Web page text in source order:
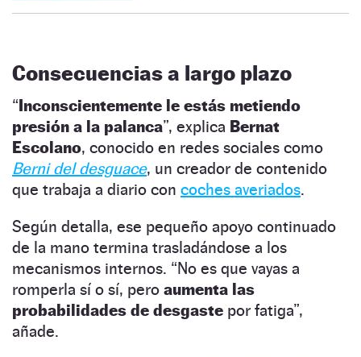
Consecuencias a largo plazo
“Inconscientemente le estás metiendo
presión a la palanca”, explica Bernat
Escolano, conocido en redes sociales como
Berni deldesguace, un creador de contenido
que trabaja a diario con coches averiados.
Según detalla, ese pequeño apoyo continuado
de la mano termina trasladándose a los
mecanismos internos. “No es que vayas a
romperla sí o sí, pero aumenta las
probabilidades de desgaste por fatiga”,
añade.